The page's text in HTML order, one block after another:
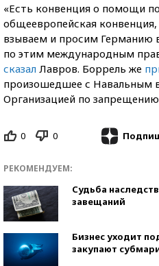
«Есть конвенция о помощи
общеевропейская
взываем и просим Германию
по этим международным
сказал Лавров. Боррель же
произошедшее с Навальным
Организацией по
0 0
РЕКОМЕНДУЕМ:
Судьба
завещаний
Бизнес уходит
закупают